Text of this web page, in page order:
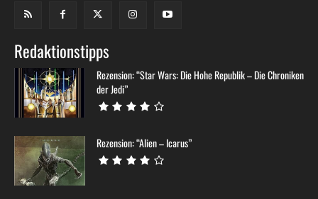
Redaktionstipps
Rezension: “Star Wars: Die Hohe Republik – Die Chroniken
der Jedi”
Rezension: “Alien – Icarus”